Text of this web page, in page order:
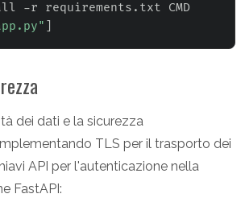
-r requirements.txt CMD
dei dati e la sicurezza
TLS per il trasporto dei
API per l'autenticazione nella
FastAPI: